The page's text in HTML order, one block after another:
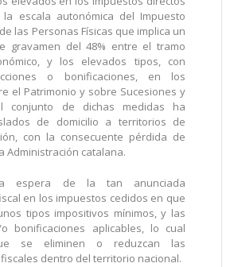
la escala autonómica del Impuesto
las Personas Físicas que implica un
gravamen del 48% entre el tramo
y los elevados tipos, con
o bonificaciones, en los
el Patrimonio y sobre Sucesiones y
conjunto de dichas medidas ha
de domicilio a territorios de
con la consecuente pérdida de
Administración catalana.
espera de la tan anunciada
en los impuestos cedidos en que
tipos impositivos mínimos, y las
bonificaciones aplicables, lo cual
se eliminen o reduzcan las
dentro del territorio nacional.